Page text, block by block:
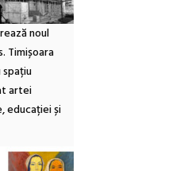
noul
Timișoara
spațiu
artei
educației și